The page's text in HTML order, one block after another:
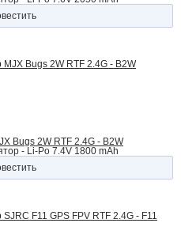
Bugs 2W RTF 2.4G - B2W
- Li-Po 7.4V 1800 mAh